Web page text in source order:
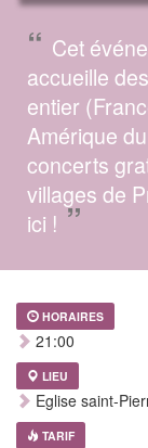
“ Cet
accueille
entier
Amérique
concerts
villages de
ici ! ”
HORAIRES
21:00
LIEU
Eglise saint-
TARIF